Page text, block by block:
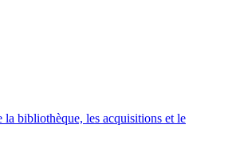
la bibliothèque, les acquisitions et le